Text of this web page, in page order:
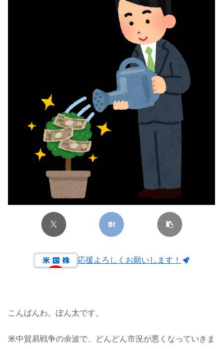
応援よろしくお願いします！
こんばんわ。ぽん太です。
米中貿易戦争の余波で、どんどん市況が悪くなっていきま